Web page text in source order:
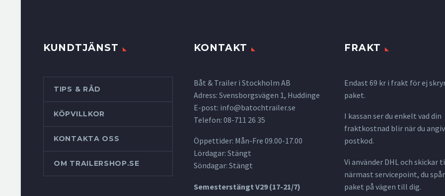
KUNDTJÄNST
TIPS & RÅD
KÖPVILLKOR
KONTAKTA OSS
OM TRAILERSHOP.SE
KONTAKT
Båt & Trailer i Stockholm AB
Adress: Svensborgsvägen 1, Huddinge
E-post: info@batochtrailer.se
Telefon: 08-711 26 35
Öppettider: Mån-Fre 09.00-17.00
Lördagar: Stängt
Söndagar: Stängt
Semesterstängt V29 (17-21/7)
FRAKT
Endast 69 kr i frakt för ej
paket.
I kassan ser du enkelt vad din
fraktkostnad blir när du
postkod.
Vi använder DHL och skickar
närmast servicepoint, du
paket på vägen till dig.